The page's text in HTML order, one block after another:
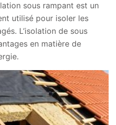
sous rampant est un
utilisé pour isoler les
L’isolation de sous
en matière de